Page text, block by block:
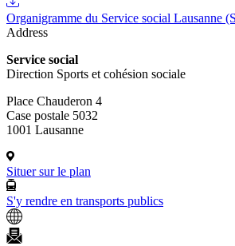
Organigramme du Service social Lausanne
Address
Service social
Direction Sports et cohésion sociale
Place Chauderon 4
Case postale 5032
1001 Lausanne
Situer sur le plan
S'y rendre en transports publics